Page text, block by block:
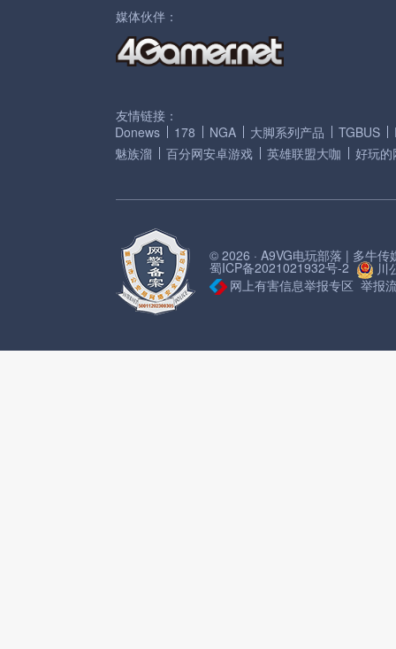
媒体伙伴：
友情链接：
Donews
178 NGA 大脚系列产品 TGBUS
魅族溜
百分网安卓游戏 英雄联盟大咖 好玩的
© 2026 · A9VG电玩部落 | 多牛传
蜀ICP备2021021932号-2
川
网上有害信息举报专区 举报